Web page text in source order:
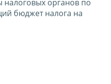
органов по
бюджет налога на